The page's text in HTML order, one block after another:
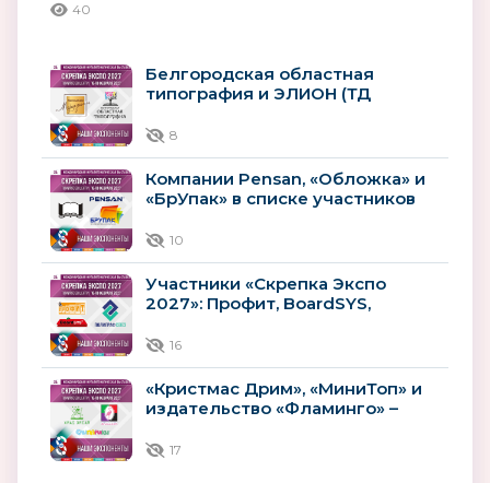
40
Белгородская областная
типография и ЭЛИОН (ТД
«Скрепка Экспо 2027»
8
Компании Pensan, «Обложка» и
«БрУпак» в списке участников
10
Участники «Скрепка Экспо
2027»: Профит, BoardSYS,
16
«Кристмас Дрим», «МиниТоп» и
издательство «Фламинго» –
Экспо»...
17